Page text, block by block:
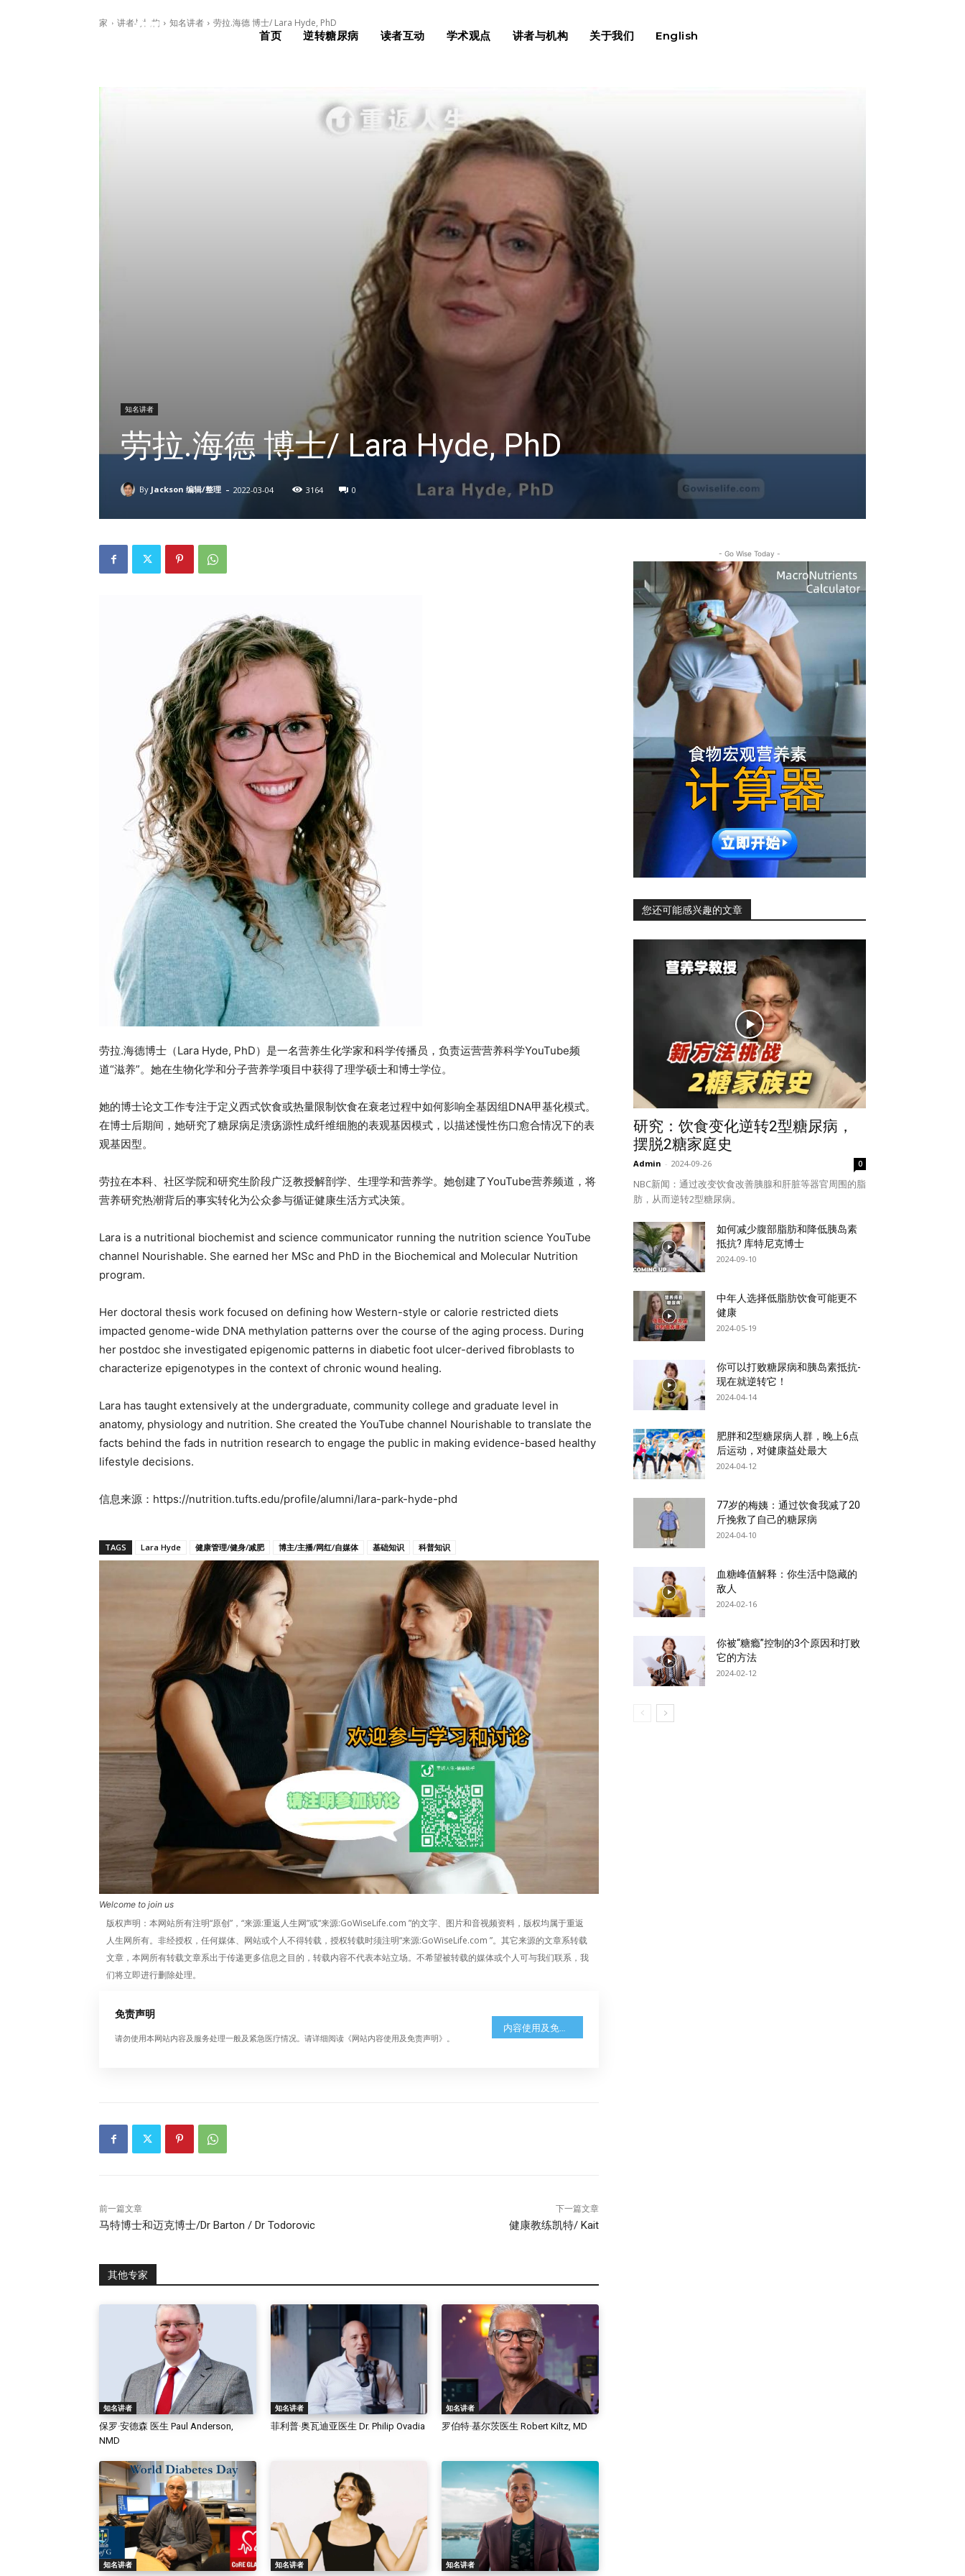
首页 逆转糖尿病 读者互动 学术观点 讲者与机构 关于我们 English
家 讲者与机构 知名讲者 劳拉.海德 博士/ Lara Hyde, PhD
知名讲者
劳拉.海德 博士/ Lara Hyde, PhD
By Jackson 编辑/整理 - 2022-03-04 3164 0
劳拉.海德博士（Lara Hyde, PhD）是一名营养生化学家和科学传播员，负责运营营养科学YouTube频
道“滋养”。她在生物化学和分子营养学项目中获得了理学硕士和博士学位。
她的博士论文工作专注于定义西式饮食或热量限制饮食在衰老过程中如何影响全基因组DNA甲基化模式。
在博士后期间，她研究了糖尿病足溃疡源性成纤维细胞的表观基因模式，以描述慢性伤口愈合情况下的表
观基因型。
劳拉在本科、社区学院和研究生阶段广泛教授解剖学、生理学和营养学。她创建了YouTube营养频道，将
营养研究热潮背后的事实转化为公众参与循证健康生活方式决策。
Lara is a nutritional biochemist and science communicator running the nutrition science YouTube
channel Nourishable. She earned her MSc and PhD in the Biochemical and Molecular Nutrition
program.
Her doctoral thesis work focused on defining how Western-style or calorie restricted diets
impacted genome-wide DNA methylation patterns over the course of the aging process. During
her postdoc she investigated epigenomic patterns in diabetic foot ulcer-derived fibroblasts to
characterize epigenotypes in the context of chronic wound healing.
Lara has taught extensively at the undergraduate, community college and graduate level in
anatomy, physiology and nutrition. She created the YouTube channel Nourishable to translate the
facts behind the fads in nutrition research to engage the public in making evidence-based healthy
lifestyle decisions.
信息来源：https://nutrition.tufts.edu/profile/alumni/lara-park-hyde-phd
TAGS Lara Hyde 健康管理/健身/减肥 博主/主播/网红/自媒体 基础知识 科普知识
Welcome to join us
版权声明：本网站所有注明“原创”，“来源:重返人生网”或“来源:GoWiseLife.com ”的文字、图片和音视频资料，版权均属于重返
人生网所有。非经授权，任何媒体、网站或个人不得转载，授权转载时须注明“来源:GoWiseLife.com ”。其它来源的文章系转载
文章，本网所有转载文章系出于传递更多信息之目的，转载内容不代表本站立场。不希望被转载的媒体或个人可与我们联系，我
们将立即进行删除处理。
免责声明
请勿使用本网站内容及服务处理一般及紧急医疗情况。请详细阅读《网站内容使用及免责声明》。
前一篇文章
马特博士和迈克博士/Dr Barton / Dr Todorovic
下一篇文章
健康教练凯特/ Kait
其他专家
知名讲者
保罗·安德森 医生 Paul Anderson,
NMD
知名讲者
菲利普·奥瓦迪亚医生 Dr. Philip Ovadia
知名讲者
罗伯特·基尔茨医生 Robert Kiltz, MD
知名讲者 知名讲者 知名讲者
- Go Wise Today -
您还可能感兴趣的文章
研究：饮食变化逆转2型糖尿病，
摆脱2糖家庭史
Admin - 2024-09-26 0
NBC新闻：通过改变饮食改善胰腺和肝脏等器官周围的脂
肪，从而逆转2型糖尿病。
如何减少腹部脂肪和降低胰岛素
抵抗? 库特尼克博士
2024-09-10
中年人选择低脂肪饮食可能更不
健康
2024-05-19
你可以打败糖尿病和胰岛素抵抗-
现在就逆转它！
2024-04-14
肥胖和2型糖尿病人群，晚上6点
后运动，对健康益处最大
2024-04-12
77岁的梅姨：通过饮食我减了20
斤挽救了自己的糖尿病
2024-04-10
血糖峰值解释：你生活中隐藏的
敌人
2024-02-16
你被“糖瘾”控制的3个原因和打败
它的方法
2024-02-12